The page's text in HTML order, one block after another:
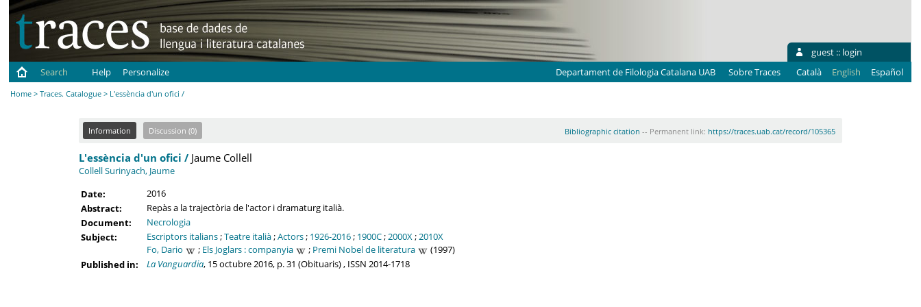
guest :: login
Search
Help Personalize Departament de Filologia Catalana UAB Sobre Traces Català English Español
Home >Traces. Catalogue > L'essència d'un ofici /
Information Discussion (0) Bibliographic citation -- Permanent link: https://traces.uab.cat/record/105365
L'essència d'un ofici /Jaume Collell
Collell Surinyach, Jaume
Date:
2016
Abstract:
Repàs a la trajectòria de l'actor i dramaturg italià.
Document:
Necrologia
Subject:
Escriptors italians;Teatre italià;Actors; 1926-2016; 1900C;2000X;2010X
Fo, Dario
; Els Joglars : companyia ; Premi Nobel de literatura
(1997)
Published in:
La Vanguardia, 15 octubre 2016, p. 31 (Obituaris) , ISSN 2014-1718